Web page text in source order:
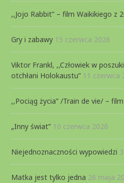
,,Jojo Rabbit” – film Waikikiego z
Gry i zabawy 15 czerwca 2026
Viktor Frankl, ,,Człowiek w
otchłani Holokaustu” 11 czerwca
,,Pociąg życia” /Train de vie/ –
„Inny świat” 10 czerwca 2026
Niejednoznaczności wypowiedzi
Matka jest tylko jedna 26 maja